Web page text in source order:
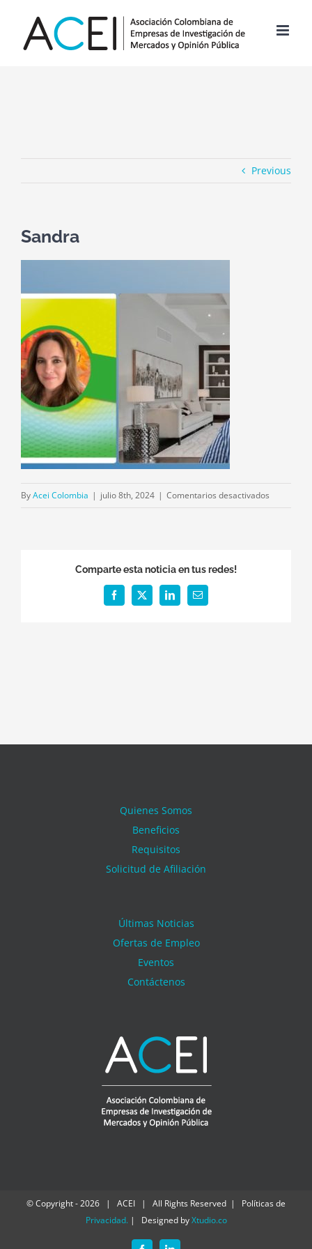
content
Previous
Sandra
ByAcei Colombia | julio 8th, 2024 | Comentarios desactivados
Comparte esta noticia en tus redes!
Facebook
X LinkedInEmail
Quienes Somos
Beneficios
Requisitos
Solicitud de Afiliación
Últimas Noticias
Ofertas de Empleo
Eventos
Contáctenos
© Copyright -2026 | ACEI | All Rights Reserved | Políticas de
Privacidad. | Designed byXtudio.co